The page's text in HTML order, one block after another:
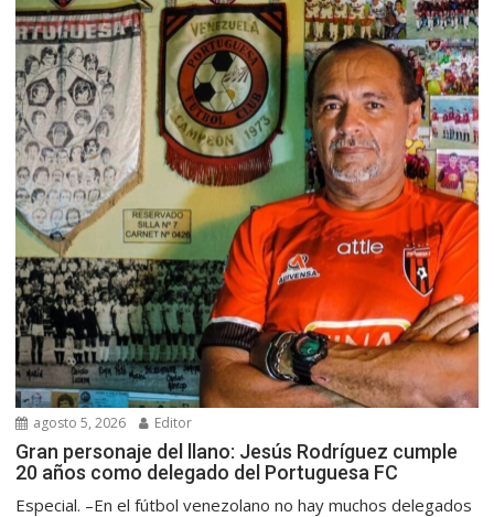
agosto 5, 2026 Editor
Gran personaje del llano: Jesús Rodríguez cumple
20 años como delegado del Portuguesa FC
Especial. –En el fútbol venezolano no hay muchos delegados